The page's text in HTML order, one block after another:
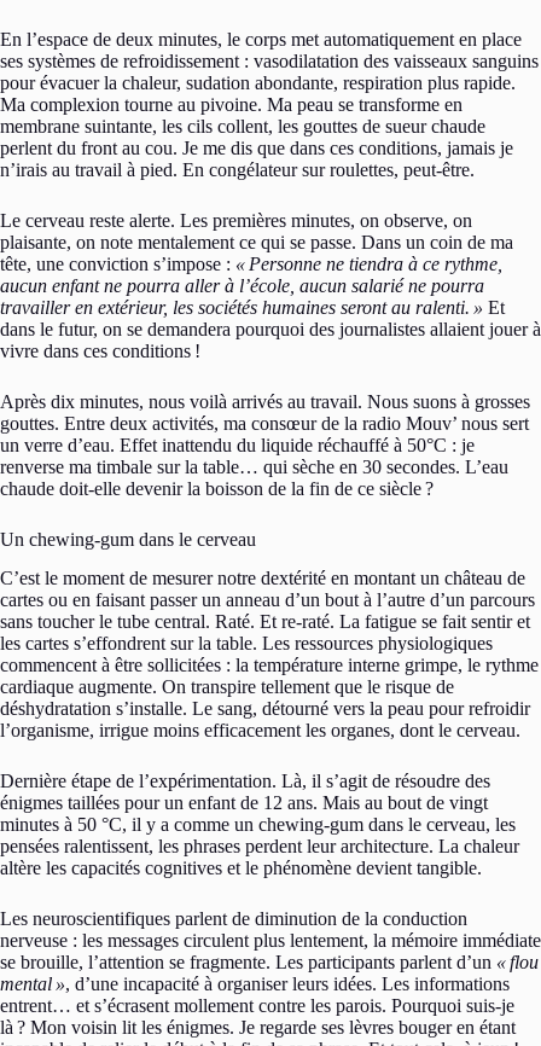
En l’espace de deux minutes, le corps met automatiquement en place
ses systèmes de refroidissement : vasodilatation des vaisseaux sanguins
pour évacuer la chaleur, sudation abondante, respiration plus rapide.
Ma complexion tourne au pivoine. Ma peau se transforme en
membrane suintante, les cils collent, les gouttes de sueur chaude
perlent du front au cou. Je me dis que dans ces conditions, jamais je
n’irais au travail à pied. En congélateur sur roulettes, peut-être.
Le cerveau reste alerte. Les premières minutes, on observe, on
plaisante, on note mentalement ce qui se passe. Dans un coin de ma
tête, une conviction s’impose : « Personne ne tiendra à ce rythme,
aucun enfant ne pourra aller à l’école, aucun salarié ne pourra
travailler en extérieur, les sociétés humaines seront au ralenti. » Et
dans le futur, on se demandera pourquoi des journalistes allaient jouer à
vivre dans ces conditions !
Après dix minutes, nous voilà arrivés au travail. Nous suons à grosses
gouttes. Entre deux activités, ma consœur de la radio Mouv’ nous sert
un verre d’eau. Effet inattendu du liquide réchauffé à 50°C : je
renverse ma timbale sur la table… qui sèche en 30 secondes. L’eau
chaude doit-elle devenir la boisson de la fin de ce siècle?
Un chewing-gum dans le cerveau
C’est le moment de mesurer notre dextérité en montant un château de
cartes ou en faisant passer un anneau d’un bout à l’autre d’un parcours
sans toucher le tube central. Raté. Et re-raté. La fatigue se fait sentir et
les cartes s’effondrent sur la table. Les ressources physiologiques
commencent à être sollicitées : la température interne grimpe, le rythme
cardiaque augmente. On transpire tellement que le risque de
déshydratation s’installe. Le sang, détourné vers la peau pour refroidir
l’organisme, irrigue moins efficacement les organes, dont le cerveau.
Dernière étape de l’expérimentation. Là, il s’agit de résoudre des
énigmes taillées pour un enfant de 12 ans. Mais au bout de vingt
minutes à 50 °C, il y a comme un chewing-gum dans le cerveau, les
pensées ralentissent, les phrases perdent leur architecture. La chaleur
altère les capacités cognitives et le phénomène devient tangible.
Les neuroscientifiques parlent de diminution de la conduction
nerveuse : les messages circulent plus lentement, la mémoire immédiate
se brouille, l’attention se fragmente. Les participants parlent d’un «flou
mental», d’une incapacité à organiser leurs idées. Les informations
entrent… et s’écrasent mollement contre les parois. Pourquoi suis-je
là? Mon voisin lit les énigmes. Je regarde ses lèvres bouger en étant